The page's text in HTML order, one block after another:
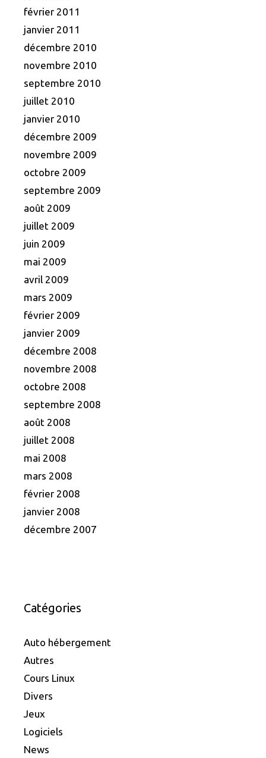
février 2011
janvier 2011
décembre 2010
novembre 2010
septembre 2010
juillet 2010
janvier 2010
décembre 2009
novembre 2009
octobre 2009
septembre 2009
août 2009
juillet 2009
juin 2009
mai 2009
avril 2009
mars 2009
février 2009
janvier 2009
décembre 2008
novembre 2008
octobre 2008
septembre 2008
août 2008
juillet 2008
mai 2008
mars 2008
février 2008
janvier 2008
décembre 2007
Catégories
Auto hébergement
Autres
Cours Linux
Divers
Jeux
Logiciels
News